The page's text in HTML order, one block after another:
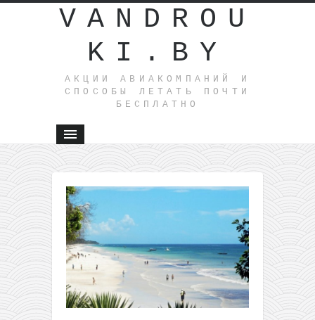
VANDROU
KI.BY
АКЦИИ АВИАКОМПАНИЙ И
СПОСОБЫ ЛЕТАТЬ ПОЧТИ
БЕСПЛАТНО
Шик!
Прямые
рейсы
из Литвы
на
Красное
море
туда-